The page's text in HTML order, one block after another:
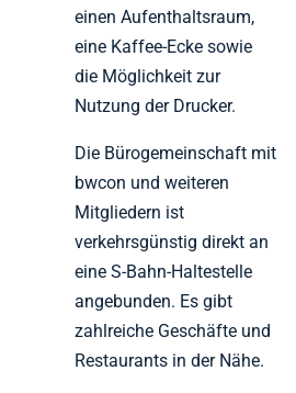
einen Aufenthaltsraum,
eine Kaffee-Ecke sowie
die Möglichkeit zur
Nutzung der Drucker.
Die Bürogemeinschaft mit
bwcon und weiteren
Mitgliedern ist
verkehrsgünstig direkt an
eine S-Bahn-Haltestelle
angebunden. Es gibt
zahlreiche Geschäfte und
Restaurants in der Nähe.